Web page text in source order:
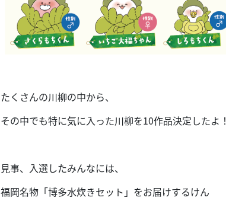
たくさんの川柳の中から、
その中でも特に気に入った川柳を10作品決定したよ！
見事、入選したみんなには、
福岡名物「博多水炊きセット」をお届けするけん